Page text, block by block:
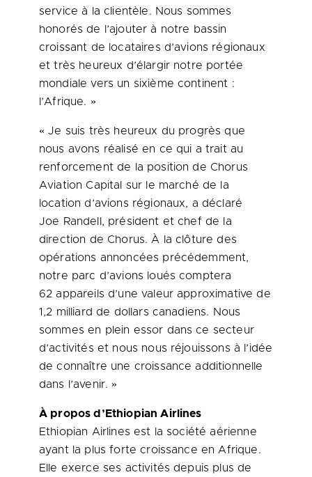
service à la clientèle. Nous sommes
honorés de l’ajouter à notre bassin
croissant de locataires d’avions régionaux
et très heureux d’élargir notre portée
mondiale vers un sixième continent :
l’Afrique. »
« Je suis très heureux du progrès que
nous avons réalisé en ce qui a trait au
renforcement de la position de Chorus
Aviation Capital sur le marché de la
location d’avions régionaux, a déclaré
Joe Randell, président et chef de la
direction de Chorus. À la clôture des
opérations annoncées précédemment,
notre parc d’avions loués comptera
62 appareils d’une valeur approximative de
1,2 milliard de dollars canadiens. Nous
sommes en plein essor dans ce secteur
d’activités et nous nous réjouissons à l’idée
de connaître une croissance additionnelle
dans l’avenir. »
À propos d’Ethiopian Airlines
Ethiopian Airlines est la société aérienne
ayant la plus forte croissance en Afrique.
Elle exerce ses activités depuis plus de